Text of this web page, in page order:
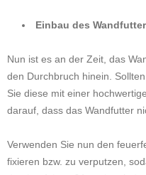
Einbau des
Nun ist es an der Zeit, das
den Durchbruch hinein.
Sie diese mit einer
darauf, dass das Wandfutter
Verwenden Sie nun den
fixieren bzw. zu verputzen,